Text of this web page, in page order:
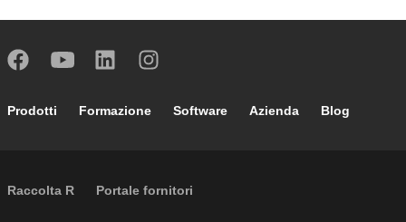
Footer main navigation
Prodotti Formazione Software Azienda Blog
External links
Raccolta R Portale fornitori